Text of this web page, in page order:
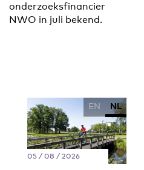
onderzoeksfinancier
NWO in juli bekend.
EN NL
05 / 08 / 2026